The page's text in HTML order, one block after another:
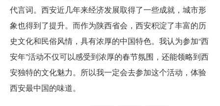
代言词。西安近几年来经济发展取得了一些成就，城市形
象也得到了提升。而作为陕西省会，西安积淀了丰富的历
史文化和民俗风情，具有浓厚的中国特色。我认为参加“西
安年”活动不仅可以感受到浓厚的春节氛围，还能领略到西
安独特的文化魅力。所以我一定会去参加这个活动，体验
西安最中国的味道。